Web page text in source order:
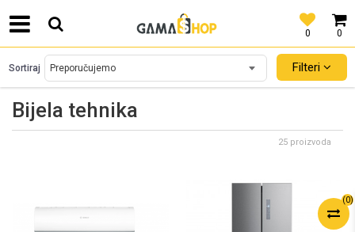
0
0
SIGURNO PLAĆANJE PLATNIM KARTICAMA!
(0)
Bijela tehnika
Sortiraj Filteri
25 proizvoda